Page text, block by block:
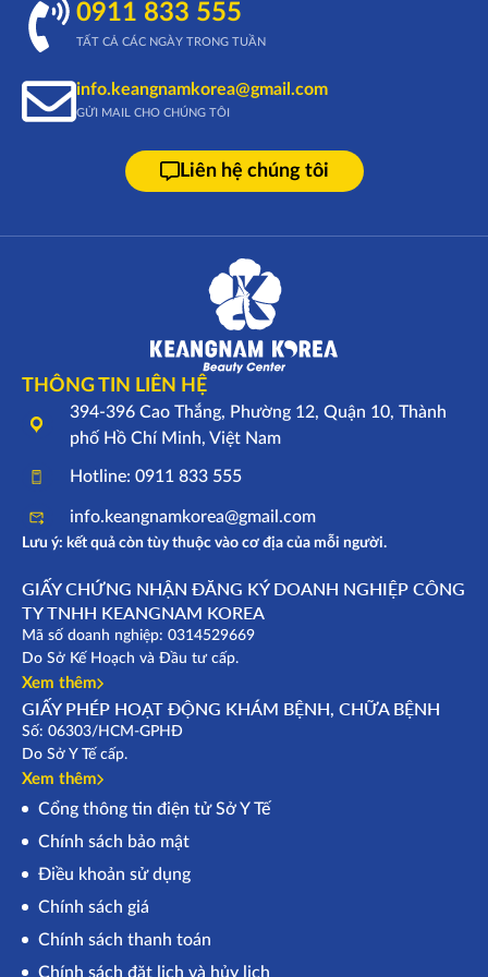
0911 833 555
TẤT CẢ CÁC NGÀY TRONG TUẦN
info.keangnamkorea@gmail.com
GỬI MAIL CHO CHÚNG TÔI
Liên hệ chúng tôi
THÔNG TIN LIÊN HỆ
394-396 Cao Thắng, Phường 12, Quận 10, Thành
phố Hồ Chí Minh, Việt Nam
Hotline: 0911 833 555
info.keangnamkorea@gmail.com
Lưu ý: kết quả còn tùy thuộc vào cơ địa của mỗi người.
GIẤY CHỨNG NHẬN ĐĂNG KÝ DOANH NGHIỆP CÔNG
TY TNHH KEANGNAM KOREA
Mã số doanh nghiệp: 0314529669
Do Sở Kế Hoạch và Đầu tư cấp.
Xem thêm
GIẤY PHÉP HOẠT ĐỘNG KHÁM BỆNH, CHỮA BỆNH
Số: 06303/HCM-GPHĐ
Do Sở Y Tế cấp.
Xem thêm
Cổng thông tin điện tử Sở Y Tế
Chính sách bảo mật
Điều khoản sử dụng
Chính sách giá
Chính sách thanh toán
Chính sách đặt lịch và hủy lịch